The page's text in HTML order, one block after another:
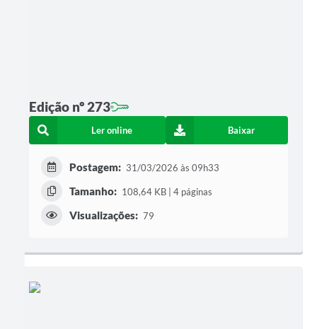
Edição nº 273
Ler online Baixar
Postagem: 31/03/2026 às 09h33
Tamanho: 108,64 KB | 4 páginas
Visualizações: 79